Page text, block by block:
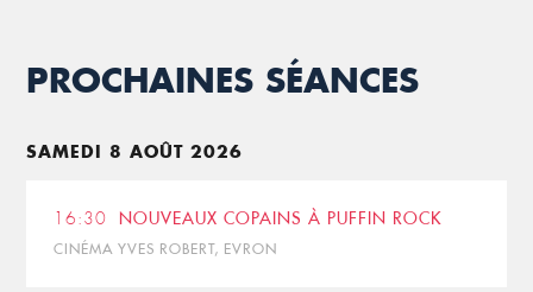
PROCHAINES SÉANCES
SAMEDI 8 AOÛT 2026
16:30 NOUVEAUX COPAINS À PUFFIN ROCK
CINÉMA YVES ROBERT, EVRON